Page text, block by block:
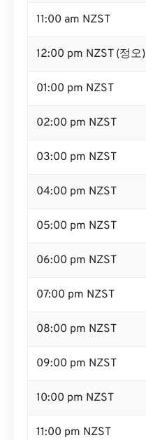
11:00 am NZST
12:00 pm NZST (정오)
01:00 pm NZST
02:00 pm NZST
03:00 pm NZST
04:00 pm NZST
05:00 pm NZST
06:00 pm NZST
07:00 pm NZST
08:00 pm NZST
09:00 pm NZST
10:00 pm NZST
11:00 pm NZST